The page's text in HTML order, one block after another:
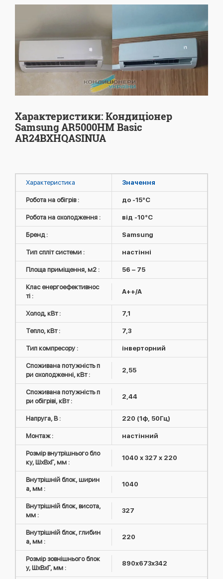
Характеристики: Кондиціонер
Samsung AR5000HM Basic
AR24BXHQASINUA
Характеристика Значення
Робота на обігрів : до -15°C
Робота на охолодження : від -10°C
Бренд : Samsung
Тип спліт системи : настінні
Площа приміщення, м2 : 56 – 75
Клас енергоефективнос
ті :
А++/A
Холод, кВт : 7,1
Тепло, кВт : 7,3
Тип компресору : інверторний
Споживана потужність п
ри охолодженні, кВт :
2,55
Споживана потужність п
ри обігріві, кВт :
2,44
Напруга, В : 220 (1ф, 50Гц)
Монтаж : настінний
Розмір внутрішнього бло
ку, ШxВxГ, мм :
1040 x 327 x 220
Внутрішній блок, ширин
а, мм :
1040
Внутрішній блок, висота,
мм :
327
Внутрішній блок, глибин
а, мм :
220
Розмір зовнішнього блок
у, ШxВxГ, мм :
890x673x342